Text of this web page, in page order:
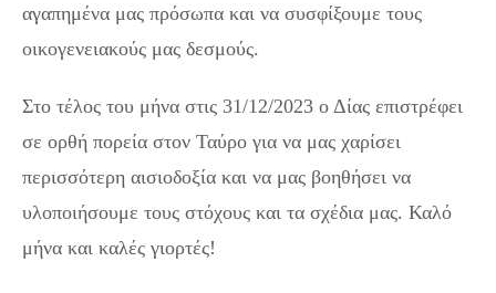
αγαπημένα μας πρόσωπα και να συσφίξουμε τους
οικογενειακούς μας δεσμούς.
Στο τέλος του μήνα στις 31/12/2023 ο Δίας επιστρέφει
σε ορθή πορεία στον Ταύρο για να μας χαρίσει
περισσότερη αισιοδοξία και να μας βοηθήσει να
υλοποιήσουμε τους στόχους και τα σχέδια μας. Καλό
μήνα και καλές γιορτές!